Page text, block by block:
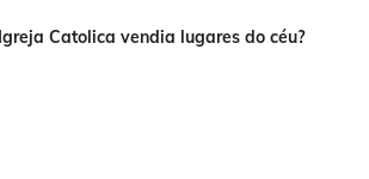
Catolica vendia lugares do céu?